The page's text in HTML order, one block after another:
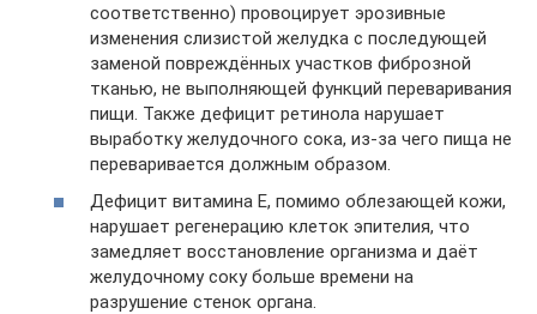
соответственно) провоцирует эрозивные
изменения слизистой желудка с последующей
заменой повреждённых участков фиброзной
тканью, не выполняющей функций переваривания
пищи. Также дефицит ретинола нарушает
выработку желудочного сока, из-за чего пища не
переваривается должным образом.
Дефицит витамина Е, помимо облезающей кожи,
нарушает регенерацию клеток эпителия, что
замедляет восстановление организма и даёт
желудочному соку больше времени на
разрушение стенок органа.